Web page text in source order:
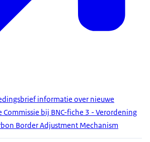
informatie over nieuwe
Commissie bij BNC-fiche 3 - Verordening
Border Adjustment Mechanism